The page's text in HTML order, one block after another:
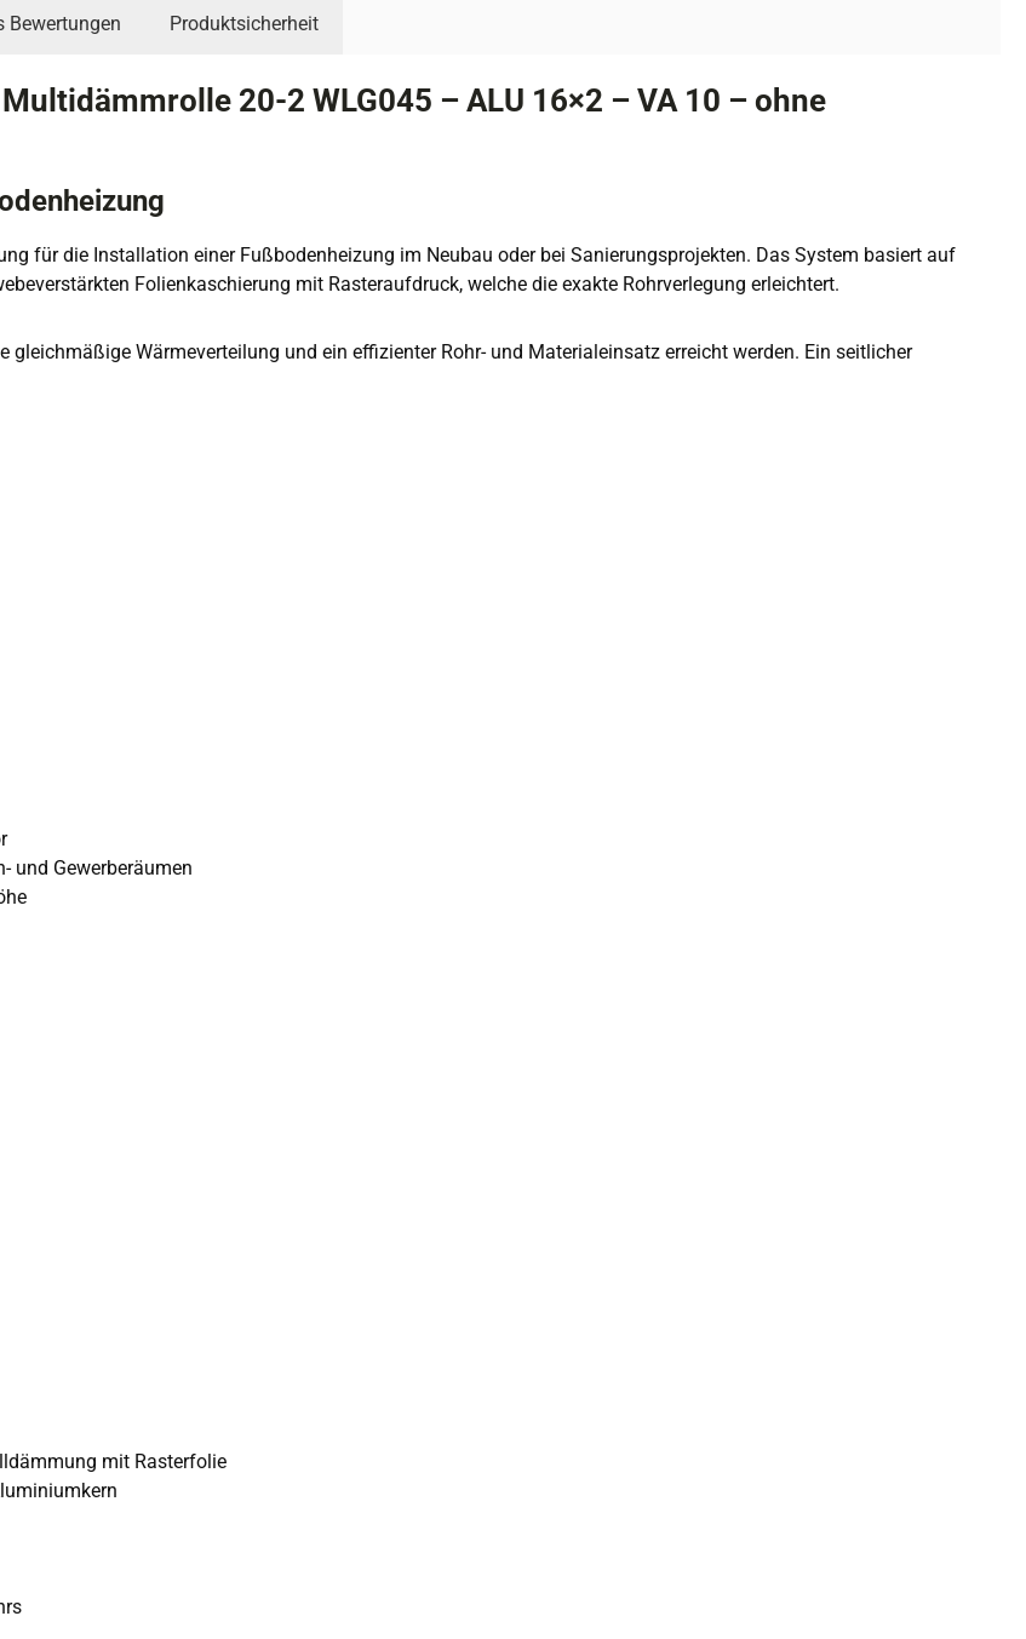
Bewertungen Produktsicherheit
20-2 WLG045 – ALU 16×2 – VA 10 – ohne
für die Installation einer Fußbodenheizung im Neubau oder bei Sanierungsprojekten. Das System basiert auf
Folienkaschierung mit Rasteraufdruck, welche die exakte Rohrverlegung erleichtert.
gleichmäßige Wärmeverteilung und ein effizienter Rohr- und Materialeinsatz erreicht werden. Ein seitlicher
und Gewerberäumen
mit Rasterfolie